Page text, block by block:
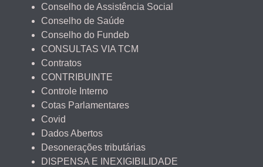
Conselho de Assistência Social
Conselho de Saúde
Conselho do Fundeb
CONSULTAS VIA TCM
Contratos
CONTRIBUINTE
Controle Interno
Cotas Parlamentares
Covid
Dados Abertos
Desonerações tributárias
DISPENSA E INEXIGIBILIDADE